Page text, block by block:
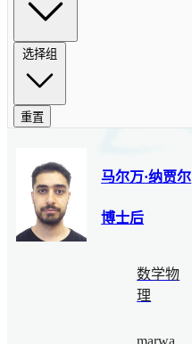
选择组
重置
马尔万·纳贾尔
博士后
数学物
理
marwannajjar@bimsa.cn